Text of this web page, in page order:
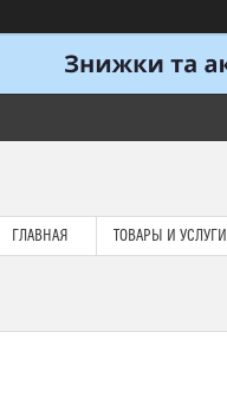
ГЛАВНАЯ ТОВАРЫ И УСЛУГИ